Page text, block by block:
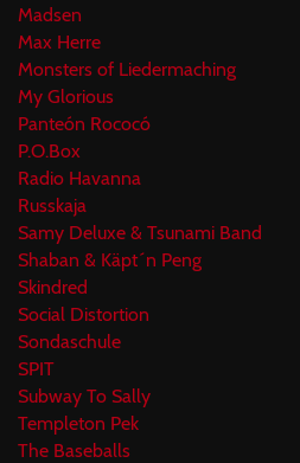
Madsen
Max Herre
Monsters of Liedermaching
My Glorious
Panteón Rococó
P.O.Box
Radio Havanna
Russkaja
Samy Deluxe & Tsunami Band
Shaban & Käpt´n Peng
Skindred
Social Distortion
Sondaschule
SPIT
Subway To Sally
Templeton Pek
The Baseballs